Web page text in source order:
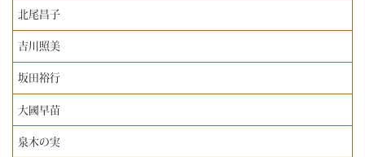
北尾昌子
吉川照美
坂田裕行
大國早苗
泉木の実